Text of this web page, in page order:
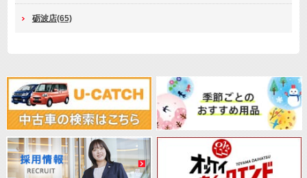
砺波店(65)